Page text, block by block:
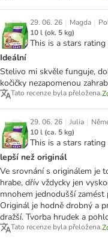
29. 06. 26 | Magda |
10 l (ok. 5 kg)
This is a stars
Ideální
Stelivo mi skvěle funguje,
kočičky nezapomenou
Tato recenze byla přeložena.
29. 06. 26 | Julia |
10 l (ca. 5 kg)
This is a stars
lepší než originál
Ve srovnání s originálem je
hrabe, dřív vždycky jen
mnohem jednodušší
Originál je hodně drobný a
dražší. Tvorba hrudek a
Tato recenze byla přeložena.